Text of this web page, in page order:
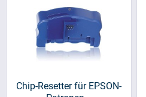
Chip-Resetter für EPSON-